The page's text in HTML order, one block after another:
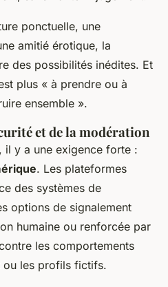
ponctuelle, une
amitié érotique, la
des possibilités inédites. Et
plus « à prendre ou à
ensemble ».
et de la modération
il y a une exigence forte :
. Les plateformes
des systèmes de
options de signalement
humaine ou renforcée par
les comportements
ou les profils fictifs.